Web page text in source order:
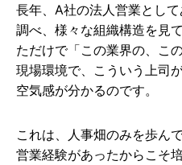
長年、A社の法人営業とし
調べ、様々な組織構造を見
ただけで「この業界の、こ
現場環境で、こういう上司
空気感が分かるのです。
これは、人事畑のみを歩ん
営業経験があったからこそ